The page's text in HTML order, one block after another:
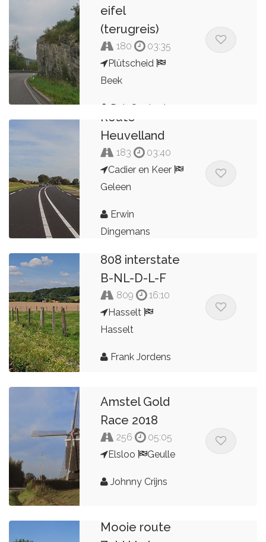
eifel
(terugreis)
180
03:35
Plütscheid
Beek
Rob Scotopia
Route
Heuvelland
183
03:40
Cadier en Keer
Geleen
Erwin
Dingemans
808 interstate
B-NL-D-L-F
809
16:10
Hasselt
Hasselt
Frank Jordens
Amstel Gold
Race 2018
256
05:05
Elsloo
Geulle
Johnny Crijns
Mooie route